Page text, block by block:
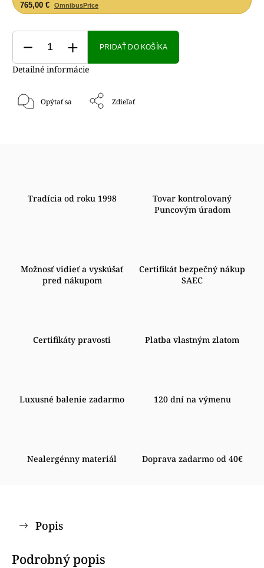
765,00 €
OmnibusPrice
PRIDAŤ DO KOŠÍKA
Detailné informácie
Opýtať sa Zdieľať
Tradícia od roku 1998
Tovar kontrolovaný
Puncovým úradom
Možnosť vidieť a vyskúšať
pred nákupom
Certifikát bezpečný nákup
SAEC
Certifikáty pravosti Platba vlastným zlatom
Luxusné balenie zadarmo 120 dní na výmenu
Nealergénny materiál Doprava zadarmo od 40€
Popis
Podrobný popis